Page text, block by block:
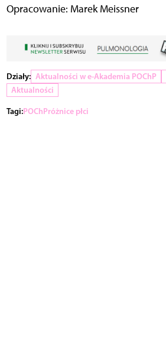
Opracowanie: Marek Meissner
Działy: Aktualności w e-Akademia POChP
Aktualności
Tagi:POChPróżnice płci